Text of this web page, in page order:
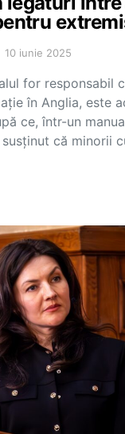
10 iunie 2025
for responsabil
în Anglia, este
ce, într-un
că minorii